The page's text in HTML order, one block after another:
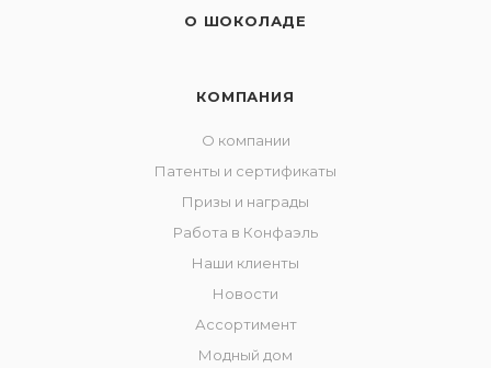
О ШОКОЛАДЕ
КОМПАНИЯ
О компании
Патенты и сертификаты
Призы и награды
Работа в Конфаэль
Наши клиенты
Новости
Ассортимент
Модный дом